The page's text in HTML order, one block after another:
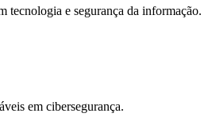
tecnologia e segurança da informação.
em cibersegurança.